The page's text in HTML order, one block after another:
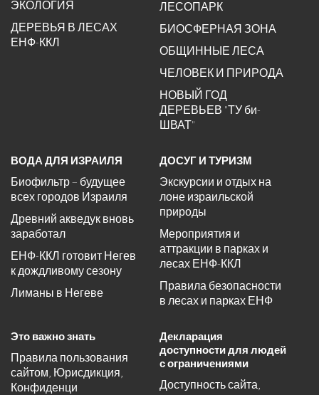
ЭКОЛОГИЯ
ДЕРЕВЬЯ В ЛЕСАХ
ЕНФ-ККЛ
ЛЕСОПАРК
БИОСФЕРНАЯ ЗОНА
ОБЩИННЫЕ ЛЕСА
ЧЕЛОВЕК И ПРИРОДА
НОВЫЙ ГОД
ДЕРЕВЬЕВ "ТУ би-
ШВАТ"
ВОДА ДЛЯ ИЗРАИЛЯ
Биофильтр – будущее
всех городов Израиля
Древний акведук вновь
заработал
ЕНФ-ККЛ готовит Негев
к дождливому сезону
Лиманы в Негеве
ДОСУГ И ТУРИЗМ
Экскурсии и отдых на
лоне израильской
природы
Мероприятия и
аттракции в парках и
лесах ЕНФ-ККЛ
Правила безопасности
в лесах и парках ЕНФ
Это важно знать
Правила пользования
сайтом, Юрисдикция,
Конфиденци
Декларация
доступности для людей
с ограничениями
Доступность сайта,